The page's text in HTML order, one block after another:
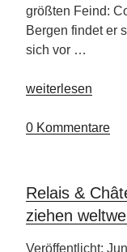
größten Feind:
Bergen findet er
sich vor …
„„Bond“
der
Covid-
19“
weiterlesen
0 Kommentare
Relais &
ziehen
Veröffentlicht: